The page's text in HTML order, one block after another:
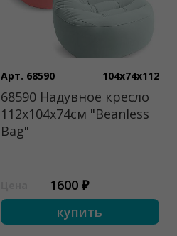
Арт. 68590 104x74x112
68590 Надувное кресло
112х104х74см "Beanless
Bag"
1600 ₽
купить